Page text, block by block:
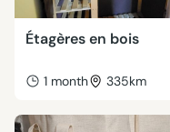
Étagères en bois
1 month 335km